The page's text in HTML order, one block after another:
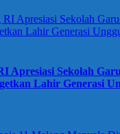
Apresiasi Sekolah
Lahir Generasi